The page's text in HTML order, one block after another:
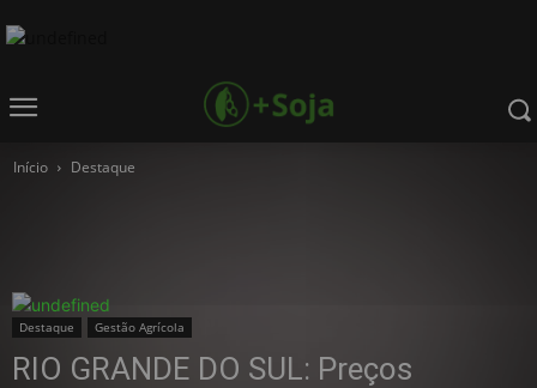
Início Destaque
Destaque Gestão Agrícola
RIO GRANDE DO SUL: Preços